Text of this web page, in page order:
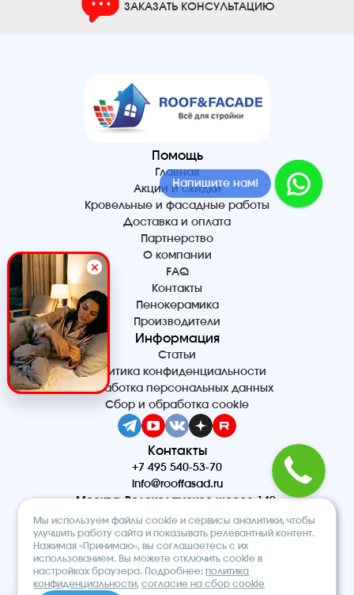
ЗАКАЗАТЬ КОНСУЛЬТАЦИЮ
Помощь
Главная
Акции и скидки
Кровельные и фасадные работы
Доставка и оплата
Партнерство
О компании
FAQ
Контакты
Пенокерамика
Производители
Информация
Статьи
Политика конфиденциальности
Обработка персональных данных
Сбор и обработка cookie
Контакты
+7 495 540-53-70
info@rooffasad.ru
Москва, Волоколамское шоссе 142,
офис 606, 6 этаж
Реквизиты
ООО “ПТК “Титан”
ОГРН 1227700212475
ИНН 9710097508
Мы используем файлы cookie и сервисы аналитики, чтобы
улучшить работу сайта и показывать релевантный контент.
Нажимая «Принимаю», вы соглашаетесь с их
использованием. Вы можете отключить cookie в
настройках браузера. Подробнее:политика
конфиденциальности,согласие на сбор cookie
Напишите нам!